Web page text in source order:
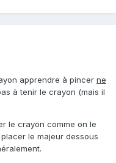
apprendre à pincer ne
à tenir le crayon (mais il
le crayon comme on le
le majeur dessous